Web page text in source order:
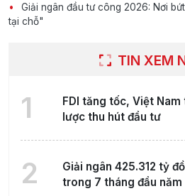
Giải ngân đầu tư công 2026: Nơi
tại chỗ"
TIN XEM
1
FDI tăng tốc, Việt Nam
lược thu hút đầu tư
2
Giải ngân 425.312 tỷ
trong 7 tháng đầu năm